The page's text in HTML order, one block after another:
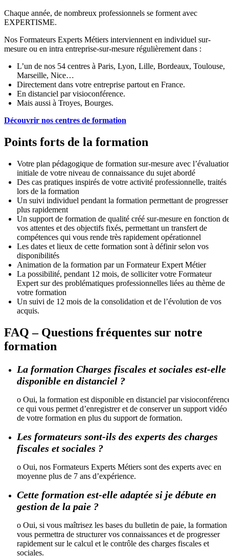
Chaque année, de nombreux professionnels se forment avec
EXPERTISME.
Nos Formateurs Experts Métiers interviennent en individuel sur-
mesure ou en intra entreprise-sur-mesure régulièrement dans :
L’un de nos 54 centres à Paris, Lyon, Lille, Bordeaux, Toulouse,
Marseille, Nice…
Directement dans votre entreprise partout en France.
En distanciel par visioconférence.
Mais aussi à Troyes, Bourges.
Découvrir nos centres de formation
Points forts de la formation
Votre plan pédagogique de formation sur-mesure avec
initiale de votre niveau de connaissance du sujet abordé
Des cas pratiques inspirés de votre activité professionnelle, traités
lors de la formation
Un suivi individuel pendant la formation permettant de progresser
plus rapidement
Un support de formation de qualité créé sur-mesure en fonction
vos attentes et des objectifs fixés, permettant un transfert de
compétences qui vous rende très rapidement opérationnel
Les dates et lieux de cette formation sont à définir selon vos
disponibilités
Animation de la formation par un Formateur Expert Métier
La possibilité, pendant 12 mois, de solliciter votre Formateur
Expert sur des problématiques professionnelles liées au thème de
votre formation
Un suivi de 12 mois de la consolidation et de l’évolution de vos
acquis.
FAQ – Questions fréquentes sur notre
formation
La formation Charges fiscales et sociales est-elle
disponible en distanciel ?
o Oui, la formation est disponible en distanciel par
ce qui vous permet d’enregistrer et de conserver un support vidéo
de votre formation en plus du support de formation.
Les formateurs sont-ils des experts des charges
fiscales et sociales ?
o Oui, nos Formateurs Experts Métiers sont des experts avec en
moyenne plus de 7 ans d’expérience.
Cette formation est-elle adaptée si je débute en
gestion de la paie ?
o Oui, si vous maîtrisez les bases du bulletin de paie, la formation
vous permettra de structurer vos connaissances et de progresser
rapidement sur le calcul et le contrôle des charges fiscales et
sociales.